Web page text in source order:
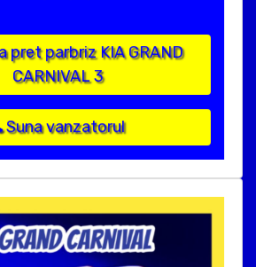
pret parbriz KIA GRAND
CARNIVAL 3
Suna vanzatorul